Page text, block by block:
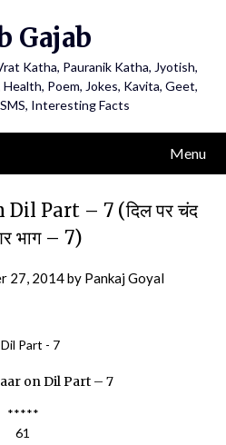
Gajab
Katha, Pauranik Katha, Jyotish,
Poem, Jokes, Kavita, Geet,
Interesting Facts
Menu
Part – 7 (दिल पर चंद
भाग – 7)
27, 2014by Pankaj Goyal
on Dil Part – 7
*****
61